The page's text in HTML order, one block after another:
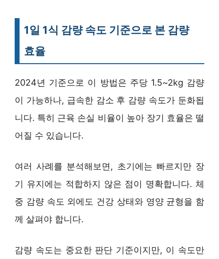
1일 1식 감량 속도 기준으로 본 감량
효율
2024년 기준으로 이 방법은 주당 1.5~2kg 감량
이 가능하나, 급속한 감소 후 감량 속도가 둔화됩
니다. 특히 근육 손실 비율이 높아 장기 효율은 떨
어질 수 있습니다.
여러 사례를 분석해보면, 초기에는 빠르지만 장
기 유지에는 적합하지 않은 점이 명확합니다. 체
중 감량 속도 외에도 건강 상태와 영양 균형을 함
께 살펴야 합니다.
감량 속도는 중요한 판단 기준이지만, 이 속도만